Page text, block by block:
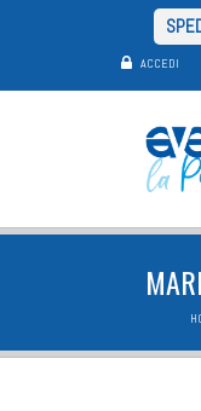
ACCEDI